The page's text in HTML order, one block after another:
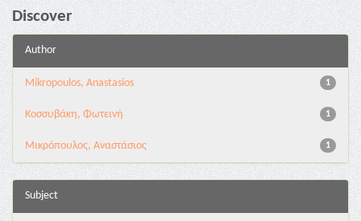
Discover
Author
1
Mikropoulos, Anastasios
1
Κοσσυβάκη, Φωτεινή
1
Μικρόπουλος, Αναστάσιος
Subject